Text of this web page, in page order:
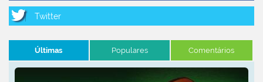
Últimas Populares Comentários